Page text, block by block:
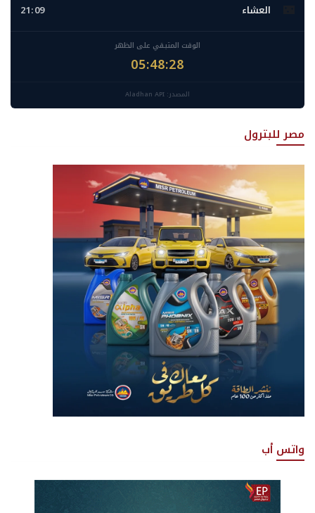
العشاء 21:09
الوقت المتبقي على الظهر
05:48:26
المصدر: Aladhan API
مصر للبترول
واتس أب